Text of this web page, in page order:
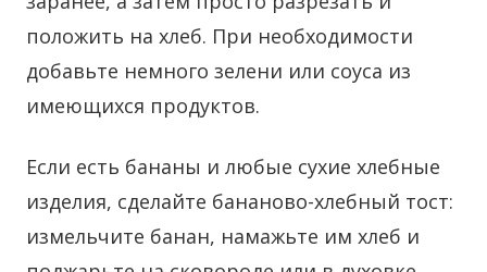
положить на хлеб. При необходимости
добавьте немного зелени или соуса из
имеющихся продуктов.
Если есть бананы и любые сухие хлебные
изделия, сделайте бананово-хлебный тост:
измельчите банан, намажьте им хлеб и